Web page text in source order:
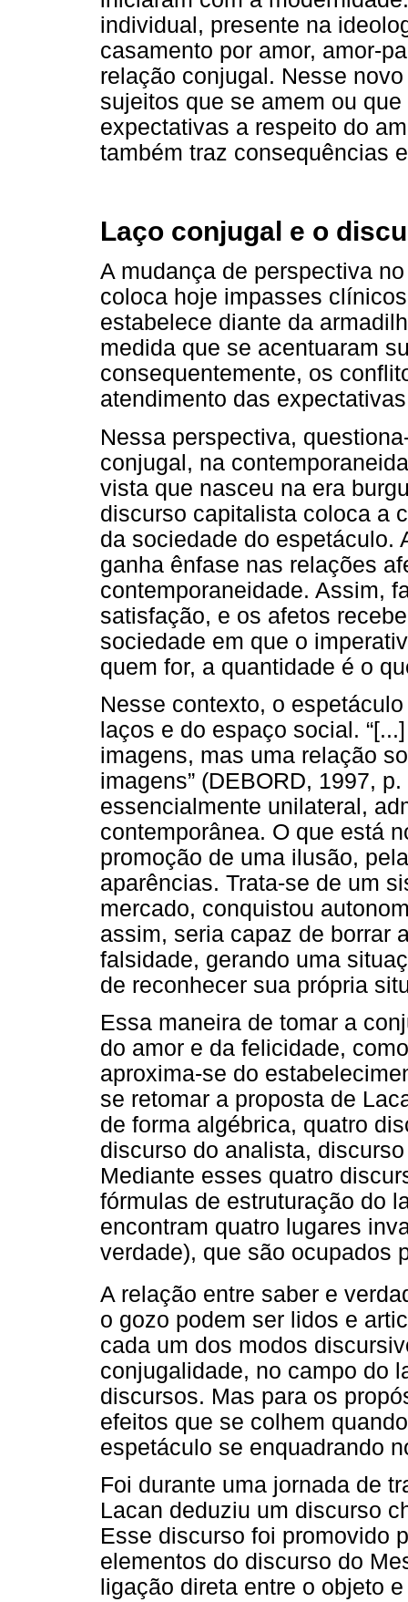
individual, presente na
casamento por amor, amor-
relação conjugal. Nesse
sujeitos que se amem ou que
expectativas a respeito do
também traz consequências
Laço conjugal e o
A mudança de perspectiva
coloca hoje impasses
estabelece diante da
medida que se acentuaram
consequentemente, os
atendimento das
Nessa perspectiva,
conjugal, na
vista que nasceu na era
discurso capitalista coloca a
da sociedade do espetáculo.
ganha ênfase nas relações
contemporaneidade. Assim,
satisfação, e os afetos
sociedade em que o
quem for, a quantidade é o
Nesse contexto, o
laços e do espaço social.
imagens, mas uma relação
imagens” (DEBORD, 1997,
essencialmente unilateral,
contemporânea. O que está
promoção de uma ilusão,
aparências. Trata-se de um
mercado, conquistou
assim, seria capaz de borrar
falsidade, gerando uma
de reconhecer sua própria
Essa maneira de tomar a
do amor e da felicidade,
aproxima-se do
se retomar a proposta de
de forma algébrica, quatro
discurso do analista,
Mediante esses quatro
fórmulas de estruturação do
encontram quatro lugares
verdade), que são ocupados
A relação entre saber e
o gozo podem ser lidos e
cada um dos modos
conjugalidade, no campo do
discursos. Mas para os
efeitos que se colhem
espetáculo se enquadrando
Foi durante uma jornada de
Lacan deduziu um discurso
Esse discurso foi promovido
elementos do discurso do
ligação direta entre o objeto